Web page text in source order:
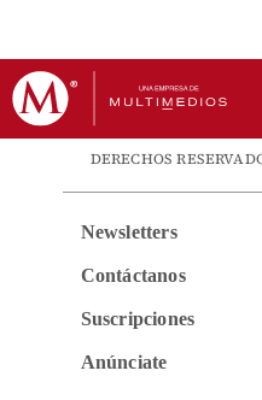
DERECHOS
Newsletters
Contáctanos
Suscripciones
Anúnciate